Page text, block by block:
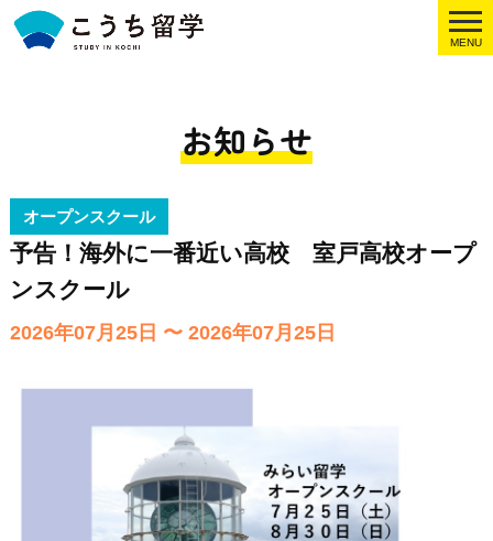
MENU
お知らせ
オープンスクール
予告！海外に一番近い高校 室戸高校オープ
ンスクール
2026年07月25日 〜 2026年07月25日